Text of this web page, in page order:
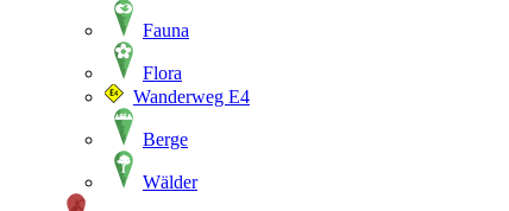
Fauna
Flora
Wanderweg E4
Berge
Wälder